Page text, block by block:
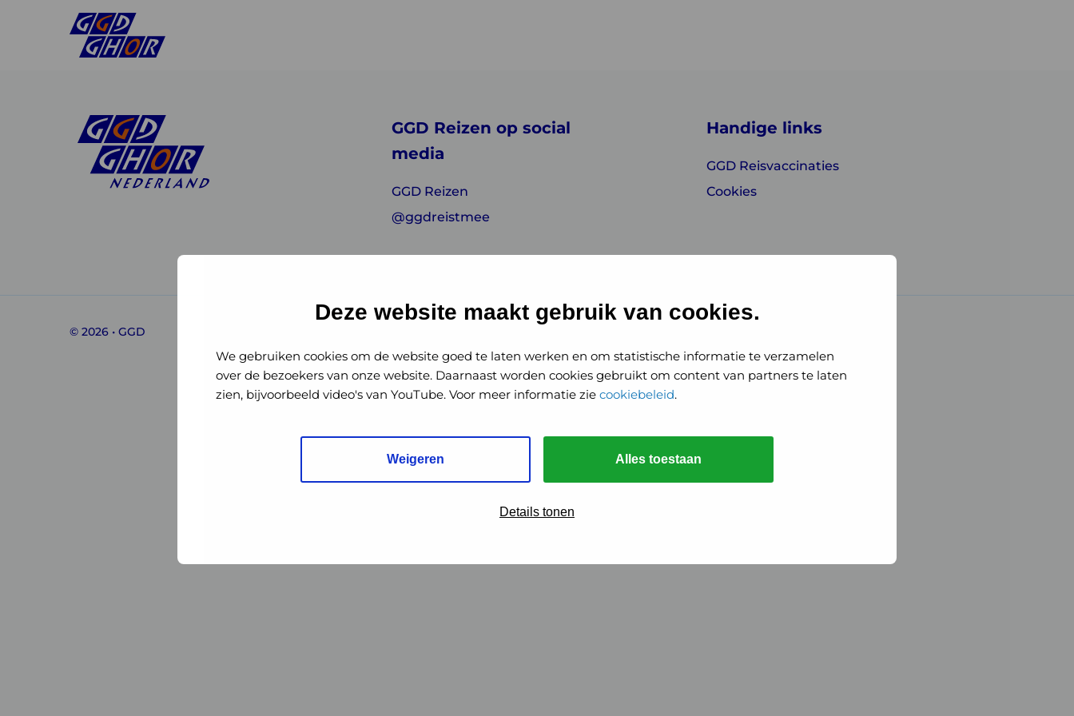
Deze website maakt gebruik van cookies.
We gebruiken cookies om de website goed te laten werken en om statistische informatie te verzamelen
over de bezoekers van onze website. Daarnaast worden cookies gebruikt om content van partners te laten
zien, bijvoorbeeld video's van YouTube. Voor meer informatie zie cookiebeleid.
Weigeren Alles toestaan
Details tonen
GHORGHOR
Nederland
GGD Reizen op social
media
GGD Reizen
@ggdreistmee
Handige links
GGD Reisvaccinaties
Cookies
© 2026 • GGD